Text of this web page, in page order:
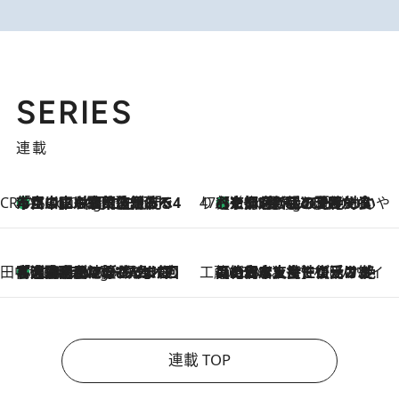
SERIES
連載
CREA'S CHOICE
1 Hour Ago
「立川にも歌舞伎があるんだよ」 片岡仁左衛門・市川中車ら豪華座組みで4年目の立川立飛歌舞伎へ 47都道府県の手みやげ ひんやりスイーツで夏を満喫
1 Hour Ago
【京都府】この夏絶対食べたい 冷やしておいしいおやつ3選 ひと口目から心を掴む新緑のテリーヌ
田中稲の勝手に再ブーム
6 Hours Ago
「湘南乃風に憧れて」観客大盛上がりの“タオル回し”に、ラッパー顔負けの高速歌唱まで…さだまさし（74）のアグレッシブすぎる現在地 工藤まやのおもてなしハワイ
2026.8.6
【ハワイ土産】ローカルの絶大な支持で復活！ 絶品の幻クッキー《元ファンの日本人女性が受け継いだ名店》
連載 TOP